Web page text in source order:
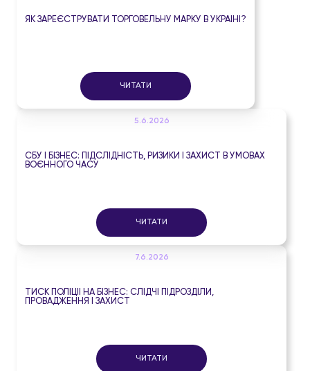
ЯК ЗАРЕЄСТРУВАТИ ТОРГОВЕЛЬНУ МАРКУ В УКРАЇНІ?
ЧИТАТИ
5.6.2026
СБУ І БІЗНЕС: ПІДСЛІДНІСТЬ, РИЗИКИ І ЗАХИСТ В УМОВАХ
ВОЄННОГО ЧАСУ
ЧИТАТИ
7.6.2026
ТИСК ПОЛІЦІЇ НА БІЗНЕС: СЛІДЧІ ПІДРОЗДІЛИ,
ПРОВАДЖЕННЯ І ЗАХИСТ
ЧИТАТИ